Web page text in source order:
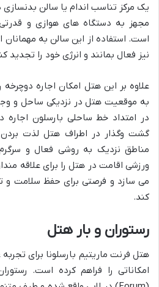
یک مرکز تناسب اندام یا سالن
مجهز به دستگاه های هوازی و
است. استفاده از این سالن به
نیز فعال بمانند و انرژی خود را تجدید
علاوه بر این هتل امکان اجاره
به موقعیت هتل در نزدیکی ساحل و
در امتداد خط ساحلی بارسلون اجاره
گشت وگذار در اطراف هتل لذت
مناطق نزدیک به روشی فعال و
ورزشی اقامت در هتل را برای علاقه
می سازد و فرصتی برای حفظ سلامت و
کند.
رستوران و بار هتل
هتل فرنت ماریتیم بارسلونا برای
امکاناتی را فراهم کرده است.